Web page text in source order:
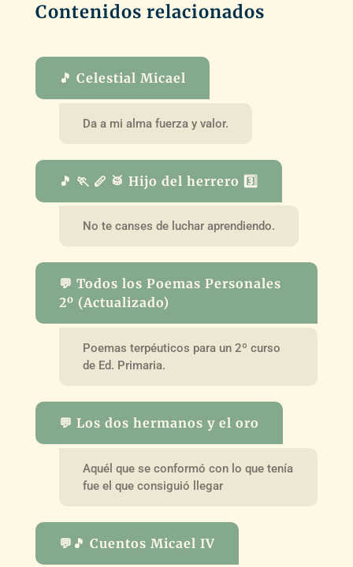
Contenidos relacionados
🎵 Celestial Micael
Da a mi alma fuerza y valor.
🎵 🏃 🪈 🥁 Hijo del herrero 3️⃣
No te canses de luchar aprendiendo.
💬 Todos los Poemas Personales
2º (Actualizado)
Poemas terpéuticos para un 2º curso
de Ed. Primaria.
💬 Los dos hermanos y el oro
Aquél que se conformó con lo que tenía
fue el que consiguió llegar
💬🎵 Cuentos Micael IV